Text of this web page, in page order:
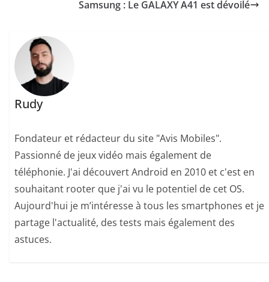
Samsung : Le GALAXY A41 est dévoilé
Rudy
Fondateur et rédacteur du site "Avis Mobiles".
Passionné de jeux vidéo mais également de
téléphonie. J'ai découvert Android en 2010 et c'est en
souhaitant rooter que j'ai vu le potentiel de cet OS.
Aujourd'hui je m’intéresse à tous les smartphones et je
partage l'actualité, des tests mais également des
astuces.